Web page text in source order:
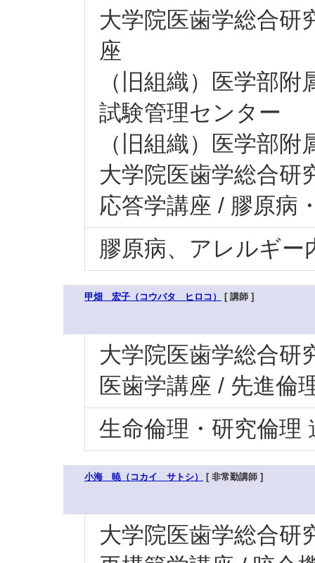
大学院医歯学総合研
座
（旧組織）医学部
試験管理センター
（旧組織）医学部
大学院医歯学総合研
応答学講座 / 膠原病
膠原病、アレルギー
甲畑 宏子（コウバタ ヒロコ） [ 講師 ]
大学院医歯学総合研
医歯学講座 / 先進倫
生命倫理・研究倫理
小海 暁（コカイ サトシ） [ 非常勤講師 ]
大学院医歯学総合研